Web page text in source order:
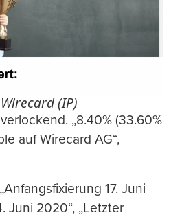
(IP)
„8.40% (33.60%
auf Wirecard AG“,
17. Juni
Juni 2020“, „Letzter